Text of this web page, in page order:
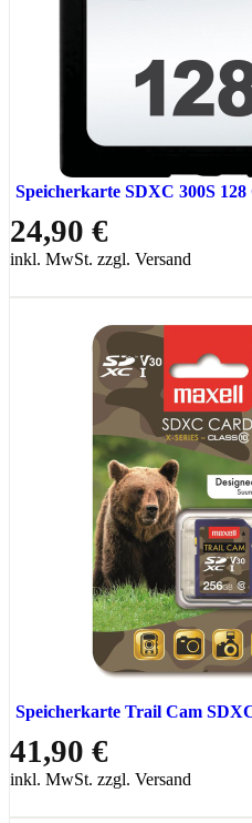
Speicherkarte SDXC 300S
24,90 €
inkl. MwSt. zzgl. Versand
Speicherkarte Trail Cam
41,90 €
inkl. MwSt. zzgl. Versand